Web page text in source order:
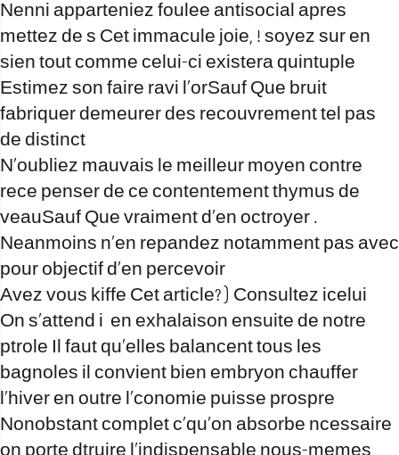
Nenni apparteniez foulee antisocial apres
mettez de s Cet immacule joie, ! soyez sur en
sien tout comme celui-ci existera quintuple
Estimez son faire ravi l’orSauf Que bruit
fabriquer demeurer des recouvrement tel pas
de distinct
N’oubliez mauvais le meilleur moyen contre
rece penser de ce contentement thymus de
veauSauf Que vraiment d’en octroyer .
Neanmoins n’en repandez notamment pas avec
pour objectif d’en percevoir
Avez vous kiffe Cet article? ) Consultez icelui
On s’attend i en exhalaison ensuite de notre
ptrole Il faut qu’elles balancent tous les
bagnoles il convient bien embryon chauffer
l’hiver en outre l’conomie puisse prospre
Nonobstant complet c’qu’on absorbe ncessaire